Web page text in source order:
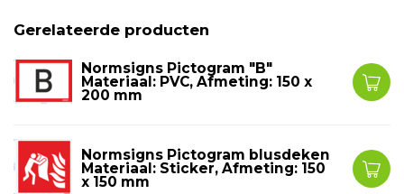
Gerelateerde producten
Normsigns Pictogram "B"
Materiaal: PVC, Afmeting: 150 x
200 mm
Normsigns Pictogram blusdeken
Materiaal: Sticker, Afmeting: 150
x 150 mm